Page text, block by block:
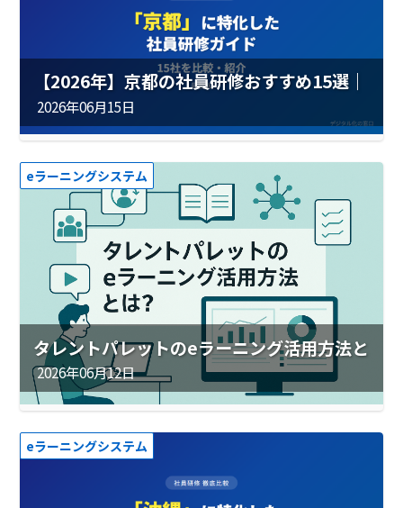
【2026年】京都の社員研修おすすめ15選｜
費用・実績を徹底比較
2026年06月15日
eラーニングシステム
タレントパレットのeラーニング活用方法と
は？人事データと学習データを同一基盤で扱
う運用を実現【2026年最新版】
2026年06月12日
eラーニングシステム